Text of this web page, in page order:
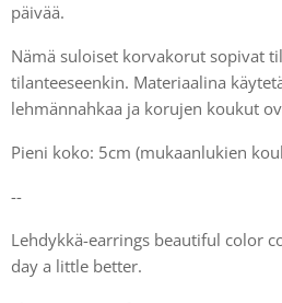
päivää.
Nämä suloiset korvakorut sopivat
tilanteeseenkin. Materiaalina
lehmännahkaa ja korujen koukut
Pieni koko: 5cm (mukaanlukien
--
Lehdykkä-earrings beautiful color
day a little better.